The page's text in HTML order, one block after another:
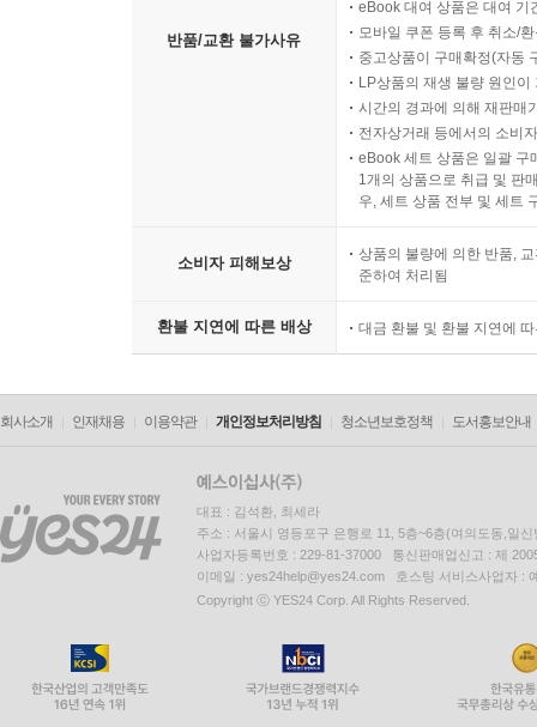
반품/교환 불가사유
eBook 대여 상품은 대여 기
모바일 쿠폰 등록 후 취소/
중고상품이 구매확정(자동
LP상품의 재생 불량 원인
시간의 경과에 의해 재판매
전자상거래 등에서의 소비
eBook 세트 상품은 일괄 구
1개의 상품으로 취급 및 판
우, 세트 상품 전부 및 세트
소비자 피해보상
상품의 불량에 의한 반품,
준하여 처리됨
환불 지연에 따른 배상 대금 환불 및 환불 지연에
회사소개 인재채용 이용약관 개인정보처리방침 청소년보호정책 도서홍보안내
대표 : 김석환, 최세라
주소 : 서울시 영등포구 은행로 11, 5층~6층(여의도동,일신
사업자등록번호 : 229-81-37000 통신판매업신고 : 제
이메일 : yes24help@yes24.com 호스팅 서비스사업자 :
Copyright ⓒ YES24 Corp. All Rights Reserved.